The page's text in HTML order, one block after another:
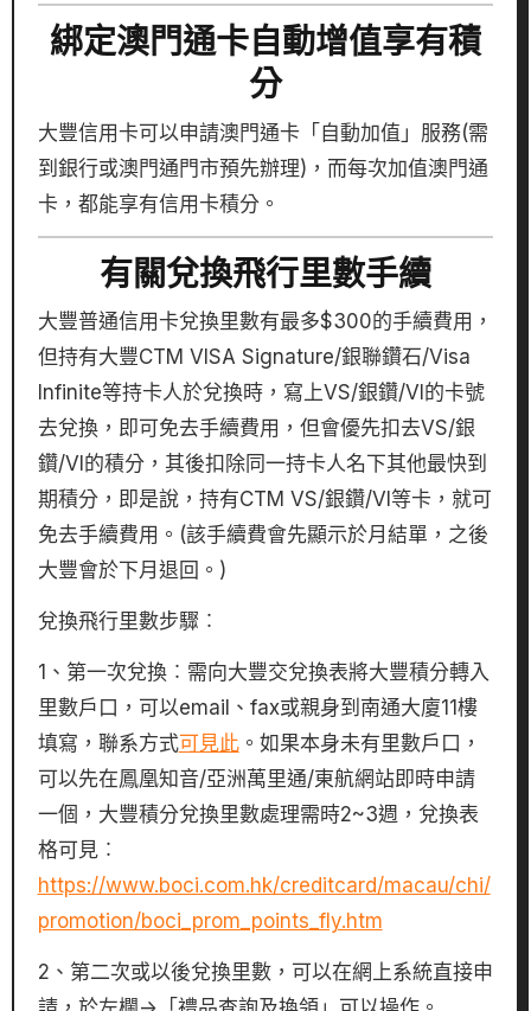
綁定澳門通卡自動增值享有積
分
大豐信用卡可以申請澳門通卡「自動加值」服務(需
到銀行或澳門通門市預先辦理)，而每次加值澳門通
卡，都能享有信用卡積分。
有關兌換飛行里數手續
大豐普通信用卡兌換里數有最多$300的手續費用，
但持有大豐CTM VISA Signature/銀聯鑽石/Visa
Infinite等持卡人於兌換時，寫上VS/銀鑽/VI的卡號
去兌換，即可免去手續費用，但會優先扣去VS/銀
鑽/VI的積分，其後扣除同一持卡人名下其他最快到
期積分，即是說，持有CTM VS/銀鑽/VI等卡，就可
免去手續費用。(該手續費會先顯示於月結單，之後
大豐會於下月退回。)
兌換飛行里數步驟︰
1、第一次兌換︰需向大豐交兌換表將大豐積分轉入
里數戶口，可以email、fax或親身到南通大廈11樓
填寫，聯系方式可見此。如果本身未有里數戶口，
可以先在鳳凰知音/亞洲萬里通/東航網站即時申請
一個，大豐積分兌換里數處理需時2~3週，兌換表
格可見︰
https://www.boci.com.hk/creditcard/macau/chi/
promotion/boci_prom_points_fly.htm
2、第二次或以後兌換里數，可以在網上系統直接申